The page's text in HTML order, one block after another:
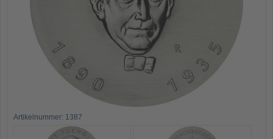
Artikelnummer: 1387